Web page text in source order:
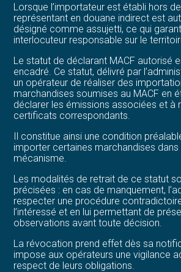
Lorsque l’importateur est établi hors de
représentant en douane indirect est
désigné comme assujetti, ce qui
interlocuteur responsable sur le
Le statut de déclarant MACF autorisé
encadré. Ce statut, délivré par
un opérateur de réaliser des
marchandises soumises au MACF en
déclarer les émissions associées et à
certificats correspondants.
Il constitue ainsi une condition
importer certaines marchandises dans
mécanisme.
Les modalités de retrait de ce statut
précisées : en cas de manquement,
respecter une procédure
l’intéressé et en lui permettant de
observations avant toute décision.
La révocation prend effet dès sa
impose aux opérateurs une vigilance
respect de leurs obligations.